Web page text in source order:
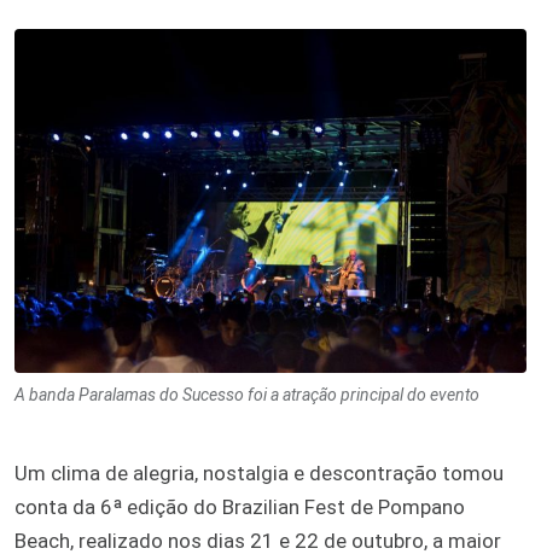
A banda Paralamas do Sucesso foi a atração principal do evento
Um clima de alegria, nostalgia e descontração tomou
conta da 6ª edição do Brazilian Fest de Pompano
Beach, realizado nos dias 21 e 22 de outubro, a maior